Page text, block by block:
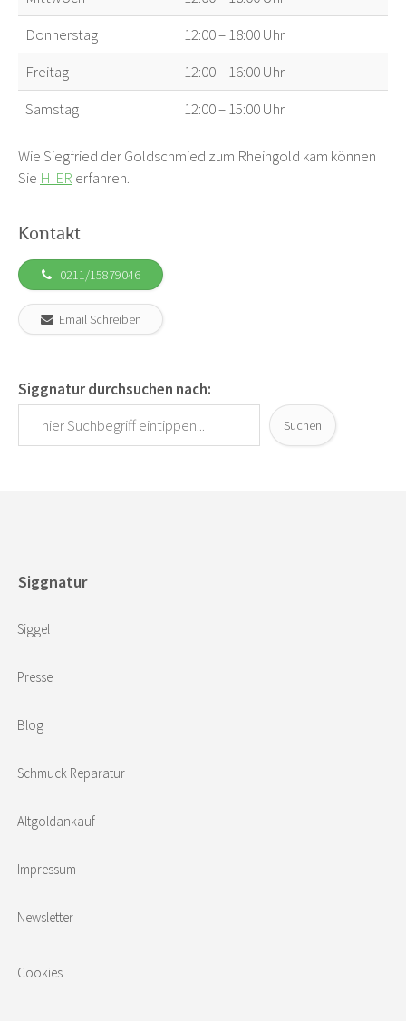
Donnerstag
12:00 – 18:00 Uhr
Freitag
12:00 – 16:00 Uhr
Samstag
12:00 – 15:00 Uhr
Wie Siegfried der Goldschmied zum Rheingold kam können
Sie HIER erfahren.
Kontakt
0211/15879046
Email Schreiben
Siggnatur durchsuchen nach:
Suchen
Siggnatur
Siggel
Presse
Blog
Schmuck Reparatur
Altgoldankauf
Impressum
Newsletter
Cookies